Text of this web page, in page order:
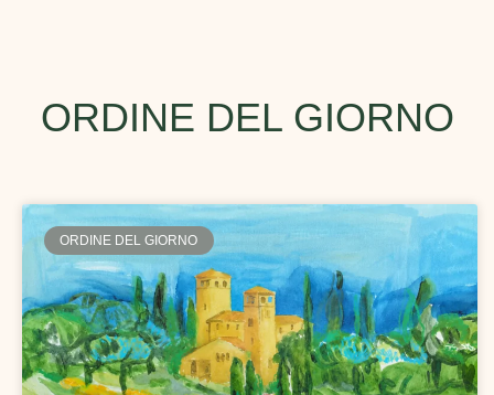
ORDINE DEL GIORNO
ORDINE DEL GIORNO